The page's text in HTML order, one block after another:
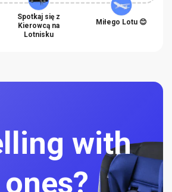
Spotkaj się z
Kierowcą na
Lotnisku
Miłego Lotu 😊
with